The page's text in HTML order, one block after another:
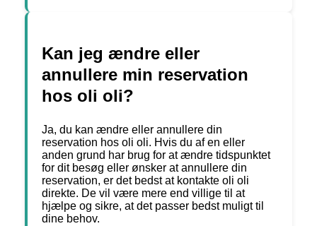
Kan jeg ændre eller
annullere min reservation
hos oli oli?
Ja, du kan ændre eller annullere din
reservation hos oli oli. Hvis du af en eller
anden grund har brug for at ændre tidspunktet
for dit besøg eller ønsker at annullere din
reservation, er det bedst at kontakte oli oli
direkte. De vil være mere end villige til at
hjælpe og sikre, at det passer bedst muligt til
dine behov.